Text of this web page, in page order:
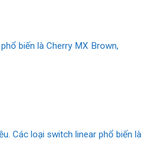
biến là Cherry MX Brown,
Các loại switch linear phổ biến là